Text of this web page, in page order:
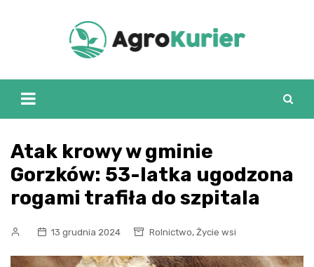
Atak krowy w gminie
Gorzków: 53-latka ugodzona
rogami trafiła do szpitala
13 grudnia 2024 Rolnictwo, Życie wsi